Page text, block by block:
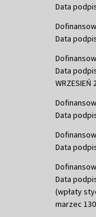
Data
Data
Data
WRZESIEŃ
Data
Data
Data
(wpłaty
marzec